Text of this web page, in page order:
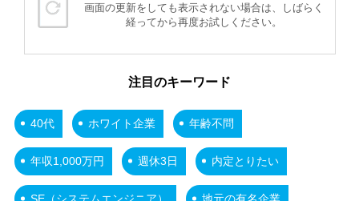
画面の更新をしても表示されない場合は、しばらく
経ってから再度お試しください。
注目のキーワード
40代 ホワイト企業 年齢不問
年収1,000万円 週休3日 内定とりたい
SE（システムエンジニア） 地元の有名企業